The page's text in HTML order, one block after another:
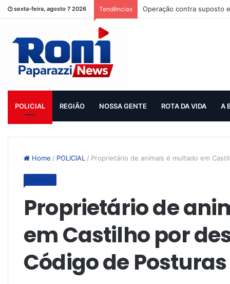
sexta-feira, agosto 7 2026 Tendências Operação contra suposto
POLICIAL REGIÃO NOSSA GENTE ROTA DA VIDA A
Home / POLICIAL / Proprietário de animais é multado em
Proprietário de
em Castilho por
Código de Posturas